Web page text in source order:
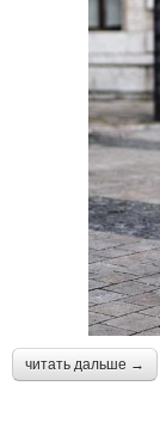
читать дальше →